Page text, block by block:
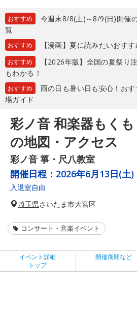
おすすめ
今週末8/8(土)～8/9(日)開催
覧
おすすめ 【漫画】夏に読みたいおす
おすすめ
【2026年版】全国の夏祭り
もわかる！
おすすめ
雨の日も暑い日も安心！お
場ガイド
彩ノ音 和楽器もくも
の地図・アクセス
彩ノ音 箏・尺八教室
開催日程： 2026年6月13日(土)
入退室自由
埼玉県さいたま市大宮区
コンサート・音楽イベント
イベント詳細
トップ
開催期間など